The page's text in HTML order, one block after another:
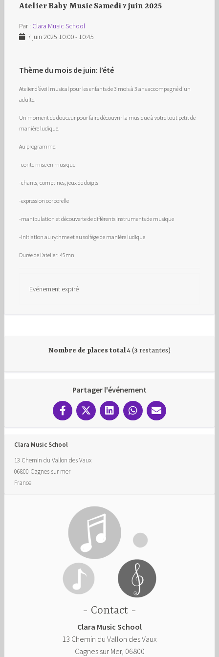
Atelier Baby Music Samedi 7 juin 2025
Par : Clara Music School
7 juin 2025 10:00 - 10:45
Thème du mois de juin: l’été
Atelier d’éveil musical pour les enfants de 3 mois à 3 ans accompagné d’un
adulte.
Un moment de douceur pour faire découvrir la musique à votre tout petit de
manière ludique.
Au programme:
-conte mise en musique
-chants, comptines, jeux de doigts
-expression corporelle
-manipulation et découverte de différents instruments de musique
-initiation au rythme et au solfège de manière ludique
Durée de l’atelier: 45mn
Evénement expiré
Nombre de places total4 (3 restantes)
Partager l'événement
Clara Music School
13 Chemin du Vallon des Vaux
06800 Cagnes sur mer
France
Contact
Clara Music School
13 Chemin du Vallon des Vaux
Cagnes sur Mer, 06800